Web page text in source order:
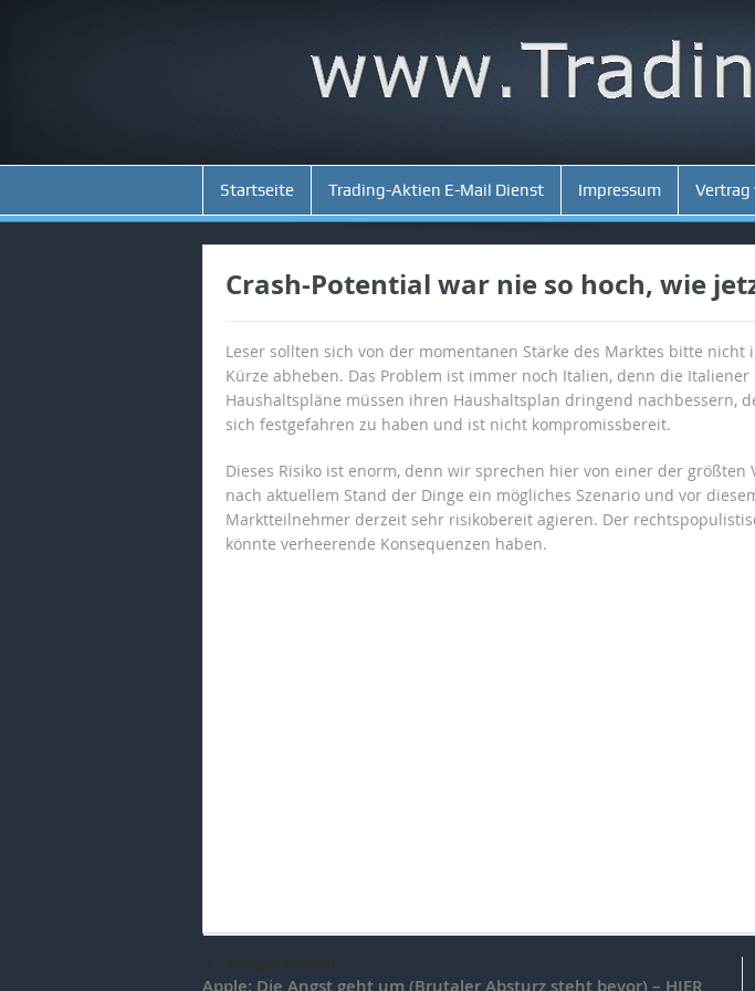
Startseite Trading-Aktien E-Mail Dienst Impressum
Crash-Potential war nie so hoch, wie
Leser sollten sich von der momentanen Stärke des Marktes bitte
Kürze abheben. Das Problem ist immer noch Italien, denn die
Haushaltspläne müssen ihren Haushaltsplan dringend nachbessern,
sich festgefahren zu haben und ist nicht kompromissbereit.
Dieses Risiko ist enorm, denn wir sprechen hier von einer der
nach aktuellem Stand der Dinge ein mögliches Szenario und vor
Marktteilnehmer derzeit sehr risikobereit agieren. Der
könnte verheerende Konsequenzen haben.
Apple: Die Angst geht um (Brutaler Absturz steht bevor) – HIER